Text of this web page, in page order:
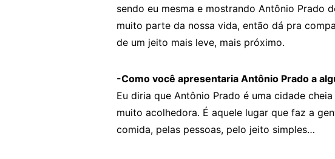
sendo eu mesma e mostrando Antônio Prado
muito parte da nossa vida, então dá pra
de um jeito mais leve, mais próximo.
-Como você apresentaria Antônio Prado a
Eu diria que Antônio Prado é uma cidade
muito acolhedora. É aquele lugar que faz a
comida, pelas pessoas, pelo jeito simples…